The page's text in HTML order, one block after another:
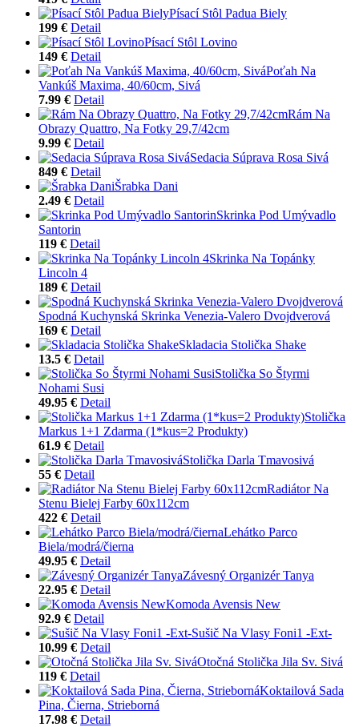
Písací Stôl Padua Biely
199 € Detail
Písací Stôl Lovino
149 € Detail
Poťah Na
Vankúš Maxima, 40/60cm, Sivá
7.99 € Detail
Rám Na
Obrazy Quattro, Na Fotky 29,7/42cm
9.99 € Detail
Sedacia Súprava Rosa Sivá
849 € Detail
Šrabka Dani
2.49 € Detail
Skrinka Pod Umývadlo
Santorin
119 € Detail
Skrinka Na Topánky
Lincoln 4
189 € Detail
Spodná Kuchynská Skrinka Venezia-Valero Dvojdverová
169 € Detail
Skladacia Stolička Shake
13.5 € Detail
Stolička So Štyrmi
Nohami Susi
49.95 € Detail
Stolička
Markus 1+1 Zdarma (1*kus=2 Produkty)
61.9 € Detail
Stolička Darla Tmavosivá
55 € Detail
Radiátor Na
Stenu Bielej Farby 60x112cm
422 € Detail
Lehátko Parco
Biela/modrá/čierna
49.95 € Detail
Závesný Organizér Tanya
22.95 € Detail
Komoda Avensis New
92.9 € Detail
Sušič Na Vlasy Foni1 -Ext-
10.99 € Detail
Otočná Stolička Jila Sv. Sivá
119 € Detail
Koktailová Sada
Pina, Čierna, Strieborná
17.98 € Detail